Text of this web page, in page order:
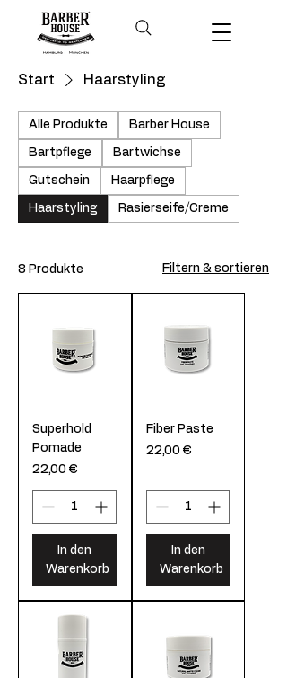
Start Haarstyling
Alle Produkte Barber House
Bartpflege Bartwichse
Gutschein Haarpflege
Haarstyling Rasierseife/Creme
8 Produkte Filtern & sortieren
Superhold
Pomade
Preis
22,00 €
In den
Warenkorb
Fiber Paste
Preis
22,00 €
In den
Warenkorb